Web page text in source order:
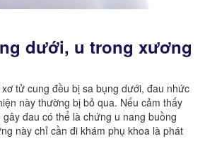
dưới, u trong xương
tử cung đều bị sa bụng dưới, đau nhức
này thường bị bỏ qua. Nếu cảm thấy
đau có thể là chứng u nang buồng
này chỉ cần đi khám phụ khoa là phát